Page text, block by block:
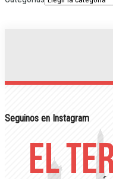
Seguinos en Instagram